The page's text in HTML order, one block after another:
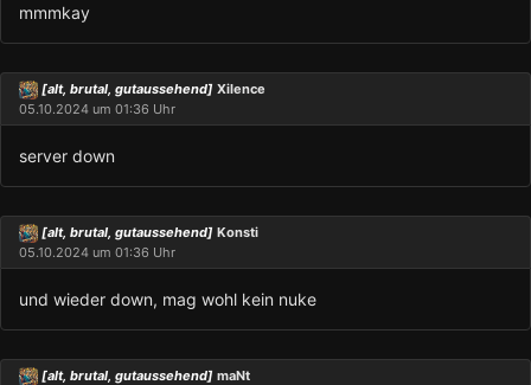
mmmkay
[alt, brutal, gutaussehend] Xilence
05.10.2024 um 01:36 Uhr
server down
[alt, brutal, gutaussehend] Konsti
05.10.2024 um 01:36 Uhr
und wieder down, mag wohl kein nuke
[alt, brutal, gutaussehend] maNt